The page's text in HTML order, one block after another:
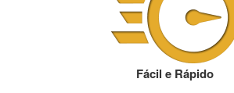
Fácil e Rápido